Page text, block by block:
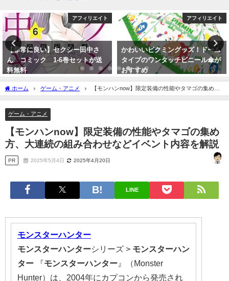
ィリエイト
田中さ
トが送
アフィリエイト
かわいいピクミングッズ！ドーム
タイプのワンタッチビニール傘が
おすすめ
【楽天ランキング1位
旬！ちょっぴり贅沢な
ンドが今だけ送料無料
ホーム ゲーム・アニメ
【モンハンnow】限定装備の性能やタマゴの集め
方、大連続の組み合わせなどイベント内容を解説
ゲーム・アニメ
【モンハンnow】限定装備の性能やタマゴの集め
方、大連続の組み合わせなどイベント内容を解説
PR 2025年5月4日 2025年4月20日
LINE
モンスターハンター
モンスターハンターシリーズ > モンスターハン
ター 『モンスターハンター 』（Monster
Hunter）は、2004年にカプコンから発売され